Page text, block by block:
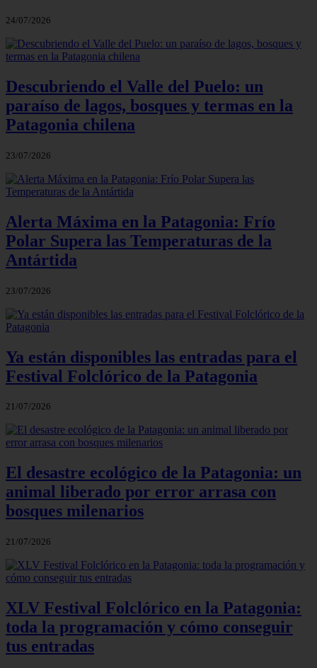
24/07/2026
Descubriendo el Valle del Puelo: un
paraíso de lagos, bosques y termas en la
Patagonia chilena
23/07/2026
Alerta Máxima en la Patagonia: Frío
Polar Supera las Temperaturas de la
Antártida
23/07/2026
Ya están disponibles las entradas para el
Festival Folclórico de la Patagonia
21/07/2026
El desastre ecológico de la Patagonia: un
animal liberado por error arrasa con
bosques milenarios
21/07/2026
XLV Festival Folclórico en la Patagonia:
toda la programación y cómo conseguir
tus entradas